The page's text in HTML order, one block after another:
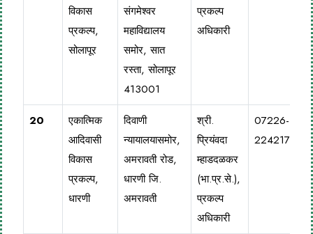
विकास
प्रकल्प,
सोलापूर
संगमेश्वर
महाविद्यालय
समोर, सात
रस्ता, सोलापूर
413001
प्रकल्प
अधिकारी
20
एकात्मिक
आदिवासी
विकास
प्रकल्प,
धारणी
दिवाणी
न्यायालयासमोर,
अमरावती रोड,
धारणी जि.
अमरावती
श्री.
प्रियंवदा
म्हाडदळकर
(भा.प्र.से.),
प्रकल्प
अधिकारी
07226-
224217